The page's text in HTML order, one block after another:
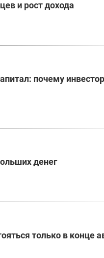
и рост дохода
почему
денег
только в конце